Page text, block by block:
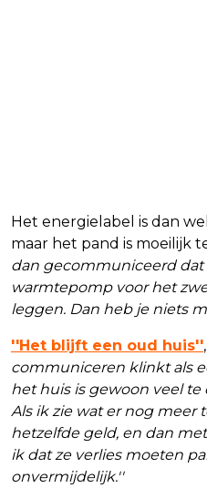
Het energielabel is dan
maar het pand is moeilijk
dan gecommuniceerd
warmtepomp voor het
leggen. Dan heb je niets
''Het blijft een oud huis''
communiceren klinkt als
het huis is gewoon veel
Als ik zie wat er nog meer
hetzelfde geld, en dan
ik dat ze verlies moeten
onvermijdelijk.''